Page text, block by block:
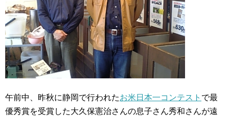
午前中、昨秋に静岡で行われたお米日本一コンテスト で最
優秀賞を受賞した大久保憲治さんの息子さん秀和さんが遠